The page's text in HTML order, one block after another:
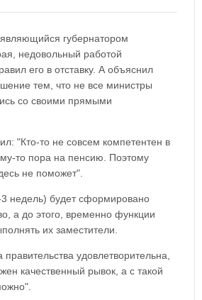
губернатором
недовольный работой
его в отставку. А объяснил
тем, что не все министры
со своими прямыми
"Кто-то не совсем компетентен в
то пора на пенсию. Поэтому
не поможет".
недель) будет сформировано
а до этого, временно функции
их заместители.
удовлетворительна,
качественный рывок, а с такой